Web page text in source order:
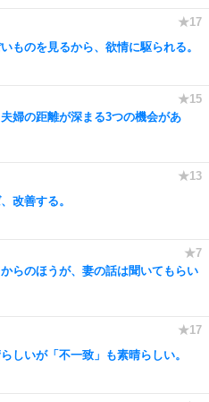
ものを見るから、欲情に駆られる。
婦の距離が深まる3つの機会があ
改善する。
らのほうが、妻の話は聞いてもらい
しいが「不一致」も素晴らしい。